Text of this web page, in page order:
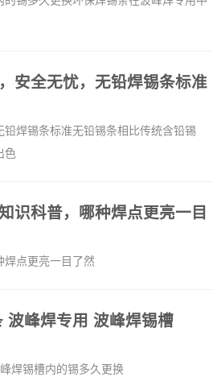
安全无忧，无铅焊锡条标准
焊锡条标准无铅锡条相比传统含铅锡
色
识科普，哪种焊点更亮一目
焊点更亮一目了然
波峰焊专用 波峰焊锡槽
焊锡槽内的锡多久更换